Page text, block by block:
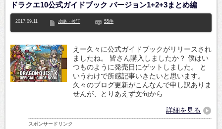
ドラクエ10公式ガイドブック バージョン1+2+3まとめ編
2017.09.11 攻略・検証 55件
えー久々に公式ガイドブックがリリースされ
ましたね。 皆さん購入しましたか？ 僕はい
つものように発売日にゲットしました。 と
いうわけで所感記事いきたいと思います。
久々のブログ更新がこんなんで申し訳ありま
せんが、とりあえず文句から…
詳細を見る
スポンサードリンク